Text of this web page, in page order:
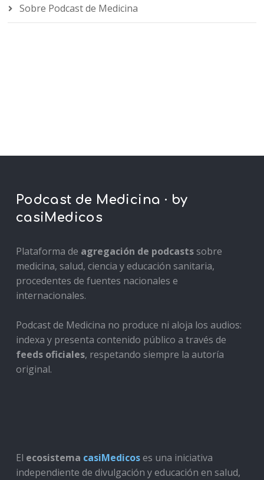
Sobre Podcast de Medicina
Podcast de Medicina · by
casiMedicos
Plataforma de agregación de podcastssobre
medicina, salud, ciencia y educación sanitaria,
procedentes de fuentes nacionales e
internacionales.
Podcast de Medicina no produce ni aloja los audios:
indexa y presenta contenido público a través de
feeds oficiales, respetando siempre la autoría
original.
El ecosistema casiMedicoses una iniciativa
independiente de divulgación y educación en salud,